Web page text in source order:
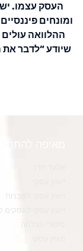
העסק עצמו.
ומונחים
ההלוואה
שיודע “לדבר את
ייעוץ עסקי לחברות
ייעוץ עסקי לעסקים
סיפורי הצלחה